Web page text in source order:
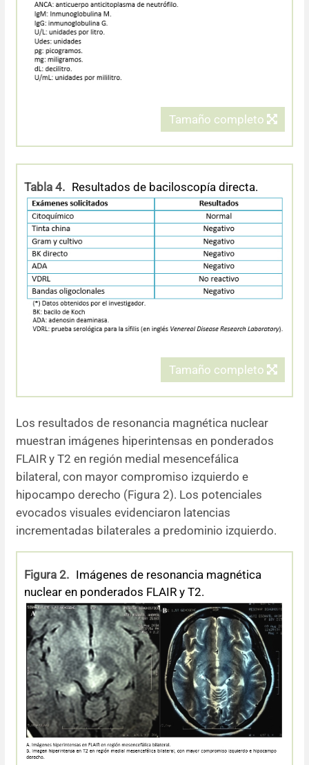
Tamaño completo
Tabla 4. Resultados de baciloscopía directa.
Tamaño completo
Los resultados de resonancia magnética nuclear
muestran imágenes hiperintensas en ponderados
FLAIR y T2 en región medial mesencefálica
bilateral, con mayor compromiso izquierdo e
hipocampo derecho (Figura 2). Los potenciales
evocados visuales evidenciaron latencias
incrementadas bilaterales a predominio izquierdo.
Figura 2. Imágenes de resonancia magnética
nuclear en ponderados FLAIR y T2.